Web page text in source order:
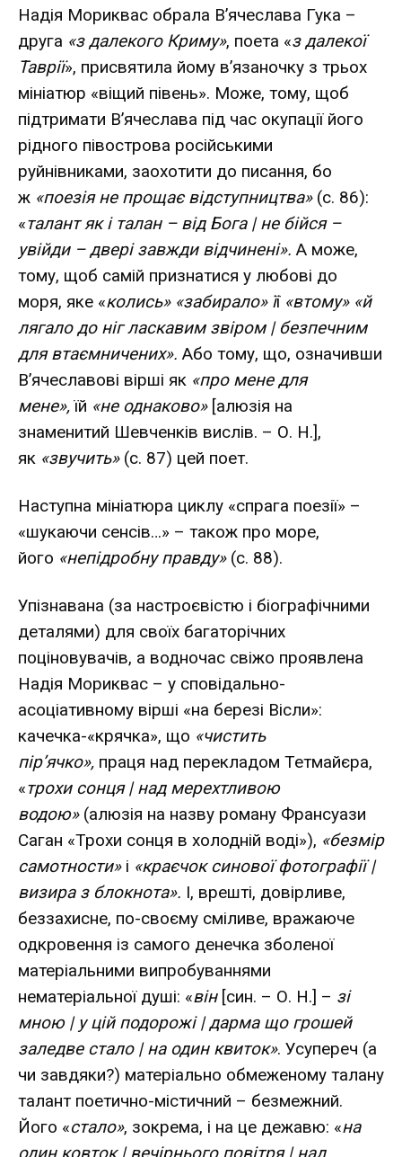
Надія Мориквас обрала В’ячеслава Гука –
друга «з далекого Криму», поета «з далекої
Таврії», присвятила йому в’язаночку з трьох
мініатюр «віщий півень». Може, тому, щоб
підтримати В’ячеслава під час окупації його
рідного півострова російськими
руйнівниками, заохотити до писання, бо
ж «поезія не прощає відступництва»(с. 86):
«талант як і талан – від Бога | не бійся –
увійди – двері завжди відчинені». А може,
тому, щоб самій признатися у любові до
моря, яке «колись» «забирало» її «втому» «й
лягало до ніг ласкавим звіром | безпечним
для втаємничених». Або тому, що, означивши
В’ячеславові вірші як «про мене для
мене»,їй «не однаково»[алюзія на
знаменитий Шевченків вислів. – О. Н.],
як «звучить»(с. 87) цей поет.
Наступна мініатюра циклу «спрага поезії» –
«шукаючи сенсів…» – також про море,
його «непідробну правду» (с. 88).
Упізнавана (за настроєвістю і біографічними
деталями) для своїх багаторічних
поціновувачів, а водночас свіжо проявлена
Надія Мориквас – у сповідально-
асоціативному вірші «на березі Вісли»:
качечка-«крячка», що «чистить
пір’ячко», праця над перекладом Тетмайєра,
«трохи сонця | над мерехтливою
водою» (алюзія на назву роману Франсуази
Саган «Трохи сонця в холодній воді»), «безмір
самотности»і «краєчок синової фотографії |
визира з блокнота». І, врешті, довірливе,
беззахисне, по-своєму сміливе, вражаюче
одкровення із самого денечка зболеної
матеріальними випробуваннями
нематеріальної душі: «він [син. – О. Н.] – зі
мною | у цій подорожі | дарма що грошей
заледве стало | на один квиток». Усупереч (а
чи завдяки?) матеріально обмеженому талану
талант поетично-містичний – безмежний.
Його «стало», зокрема, і на це дежавю: «на